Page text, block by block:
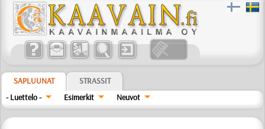
SAPLUUNAT
STRASSIT
- Luettelo -
Esimerkit Neuvot